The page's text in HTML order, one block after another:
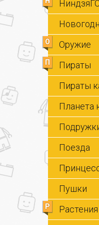
О Оружие
П
Пираты
Пираты
Планета
Поезда
Пушки
Р